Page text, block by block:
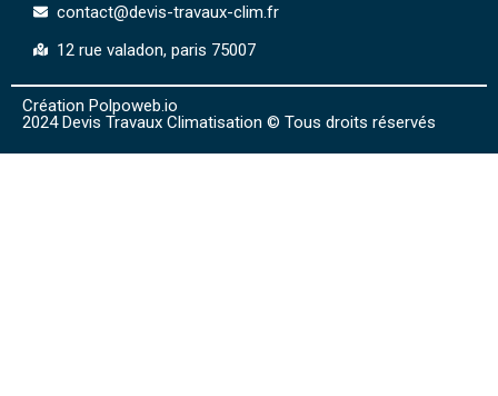
contact@devis-travaux-clim.fr
12 rue valadon, paris 75007
Création Polpoweb.io
2024 Devis Travaux Climatisation © Tous droits réservés